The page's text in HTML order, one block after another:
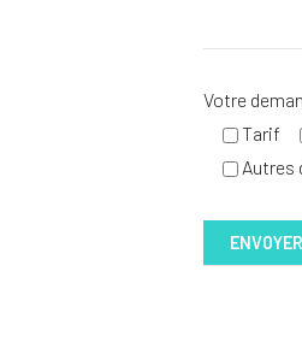
Votre
Tarif
Autres